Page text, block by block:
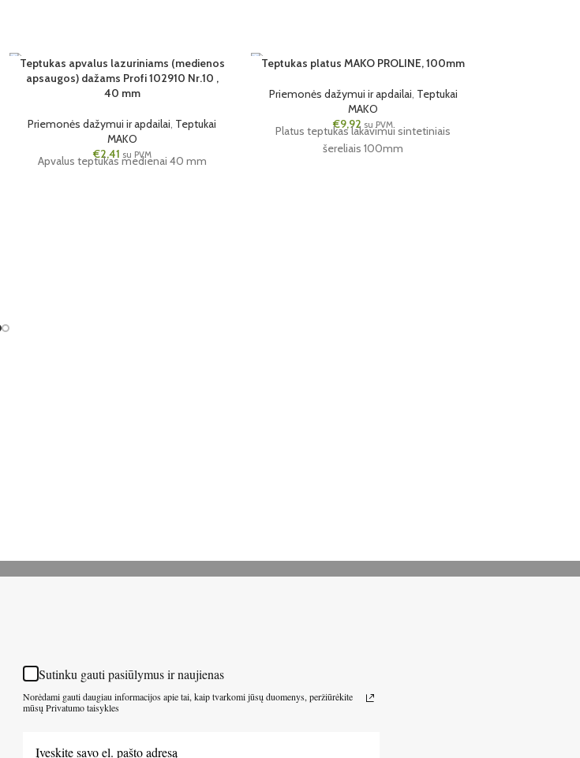
3 VNT.
Teptukas apvalus lazuriniams (medienos
apsaugos) dažams Profi 102910 Nr.10 ,
40 mm
Priemonės dažymui ir apdailai Teptukai
MAKO
€2,41 su PVM
Apvalus teptukas medienai 40 mm
Teptukas platus MAKO PROLINE, 100mm
Priemonės dažymui ir apdailai Teptukai
MAKO
€9,92 su PVM
Platus teptukas lakavimui sintetiniais
šereliais 100mm
Sutinku gauti pasiūlymus ir naujienas
Norėdami gauti daugiau informacijos apie tai, kaip tvarkomi jūsų duomenys, peržiūrėkite
mūsų Privatumo taisykles